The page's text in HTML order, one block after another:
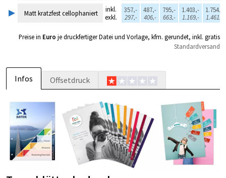
▸ Matt kratzfest cellophaniert inkl. 357,- 487,- 795,- 1.403,-
1.754,-
exkl.
297,- 406,- 663,- 1.169,- 1.461,-
Preise in Euro je druckfertiger Datei und Vorlage, kfm. gerundet, inkl. gratis
Standardversand
Infos Offsetdruck